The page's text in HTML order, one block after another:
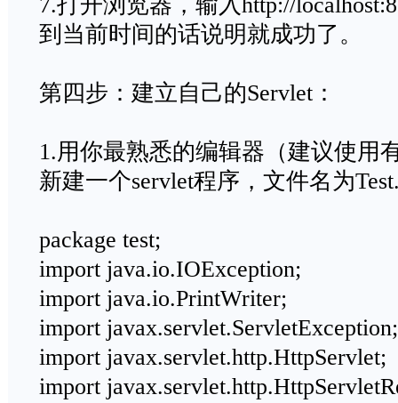
到当前时间的话说明就成功了。
第四步：建立自己的Servlet：
1.用你最熟悉的编辑器（建议使用
新建一个servlet程序，文件名为
package test;
import java.io.IOException;
import java.io.PrintWriter;
import javax.servlet.ServletException;
import javax.servlet.http.HttpServlet;
import